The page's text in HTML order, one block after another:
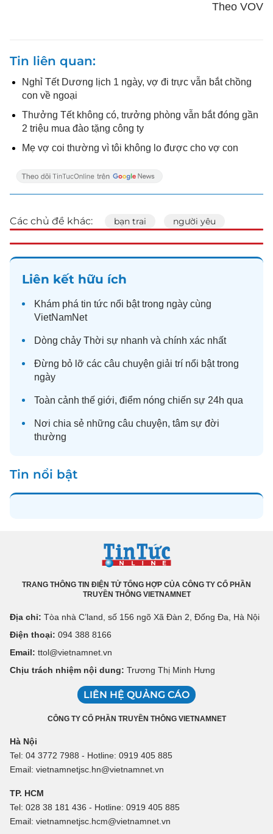
Theo VOV
Tin liên quan
Nghỉ Tết Dương lịch 1 ngày, vợ đi trực vẫn bắt chồng
con về ngoại
Thưởng Tết không có, trưởng phòng vẫn bắt đóng gần
2 triệu mua đào tặng công ty
Mẹ vợ coi thường vì tôi không lo được cho vợ con
Các chủ đề khác: bạn trai người yêu
Liên kết hữu ích
Khám phá tin tức nổi bật trong ngày cùng
VietNamNet
Dòng chảy Thời sự nhanh và chính xác nhất
Đừng bỏ lỡ các câu chuyện giải trí nổi bật trong
ngày
Toàn cảnh thế giới, điểm nóng chiến sự 24h qua
Nơi chia sẻ những câu chuyện, tâm sự đời
thường
Tin nổi bật
TRANG THÔNG TIN ĐIỆN TỬ TỔNG HỢP CỦA CÔNG TY CỔ PHẦN
TRUYỀN THÔNG VIETNAMNET
Địa chỉ: Tòa nhà C’land, số 156 ngõ Xã Đàn 2, Đống Đa, Hà Nội
Điện thoại: 094 388 8166
Email: ttol@vietnamnet.vn
Chịu trách nhiệm nội dung: Trương Thị Minh Hưng
LIÊN HỆ QUẢNG CÁO
CÔNG TY CỔ PHẦN TRUYỀN THÔNG VIETNAMNET
Hà Nội
Tel: 04 3772 7988 - Hotline: 0919 405 885
Email: vietnamnetjsc.hn@vietnamnet.vn
TP. HCM
Tel: 028 38 181 436 - Hotline: 0919 405 885
Email: vietnamnetjsc.hcm@vietnamnet.vn